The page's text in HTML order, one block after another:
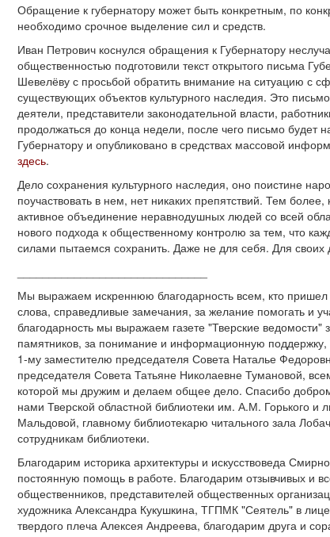
Обращение к губернатору может быть конкретным, по
необходимо срочное выделение сил и средств.
Иван Петрович коснулся обращения к Губернатору
общественностью подготовили текст открытого письма
Шевелёву с просьбой обратить внимание на ситуацию с
существующих объектов культурного наследия. Это
деятели, представители законодательной власти,
продолжаться до конца недели, после чего письмо будет
Губернатору и опубликовано в средствах массовой
здесь.
Дело сохранения культурного наследия, оно поистине
поучаствовать в нем, нет никаких препятствий. Тем
активное объединение неравнодушных людей со всей
нового подхода к общественному контролю за тем, что
силами пытаемся сохранить. Даже не для себя. Для своих
Мы выражаем искреннюю благодарность всем, кто
слова, справедливые замечания, за желание помогать и
благодарность мы выражаем газете "Тверские
памятников, за понимание и информационную
1-му заместителю председателя Совета Наталье
председателя Совета Татьяне Николаевне Тумановой,
которой мы дружим и делаем общее дело. Спасибо
нами Тверской областной библиотеки им. А.М. Горького и
Мальдовой, главному библиотекарю читального зала
сотрудникам библиотеки.
Благодарим историка архитектуры и искусствоведа
постоянную помощь в работе. Благодарим отзывчивых и
общественников, представителей общественных
художника Александра Кукушкина, ТГПМК "Сеятель" в
твердого плеча Алексея Андреева, благодарим друга и